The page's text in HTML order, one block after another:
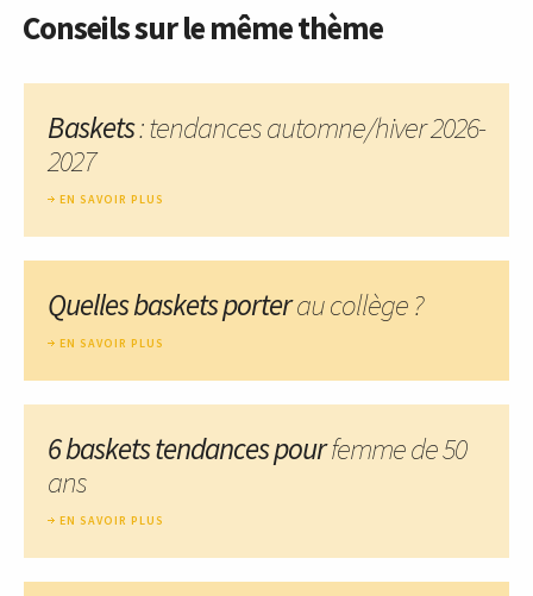
Conseils sur le même thème
Baskets: tendances automne/hiver 2026-
2027
EN SAVOIR PLUS
Quelles baskets porterau collège ?
EN SAVOIR PLUS
6 baskets tendances pourfemme de 50
ans
EN SAVOIR PLUS